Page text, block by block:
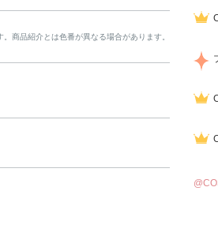
商品紹介とは色番が異なる場合があります。